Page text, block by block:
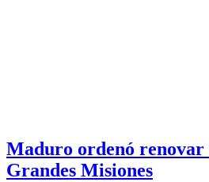
Maduro ordenó renovar
Grandes Misiones